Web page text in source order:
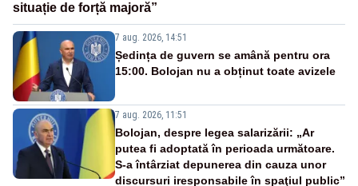
situație de forță majoră”
7 aug. 2026, 14:51
Ședința de guvern se amână pentru ora
15:00. Bolojan nu a obținut toate avizele
7 aug. 2026, 11:51
Bolojan, despre legea salarizării: „Ar
putea fi adoptată în perioada următoare.
S-a întârziat depunerea din cauza unor
discursuri iresponsabile în spaţiul public”